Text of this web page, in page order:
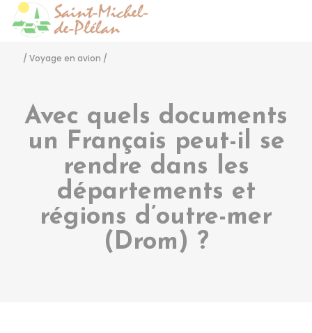
/ Voyage en avion /
Avec quels documents
un Français peut-il se
rendre dans les
départements et
régions d’outre-mer
(Drom) ?